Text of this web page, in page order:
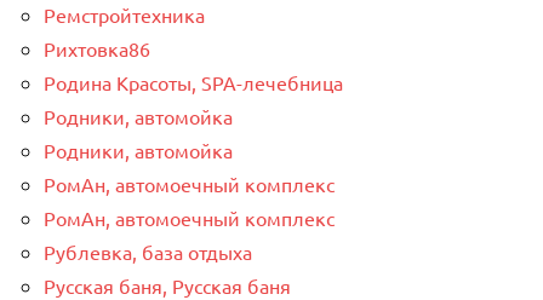
Ремстройтехника
Рихтовка86
Родина Красоты, SPA-лечебница
Родники, автомойка
Родники, автомойка
РомАн, автомоечный комплекс
РомАн, автомоечный комплекс
Рублевка, база отдыха
Русская баня, Русская баня